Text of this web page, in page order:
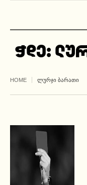
ჭდე:
HOME ᲚᲣᲠᲯᲘ ᲑᲐᲠᲐᲗᲘ